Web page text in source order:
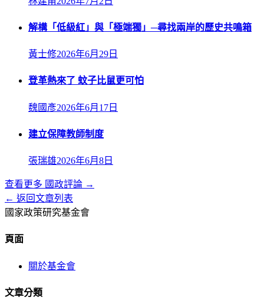
解構「低級紅」與「極端獨」─尋找兩岸的歷史共鳴箱
黃士修2026年6月29日
登革熱來了 蚊子比鼠更可怕
魏國彥2026年6月17日
建立保障教師制度
張瑞雄2026年6月8日
查看更多 國政評論 →
← 返回文章列表
國家政策研究基金會
頁面
關於基金會
文章分類